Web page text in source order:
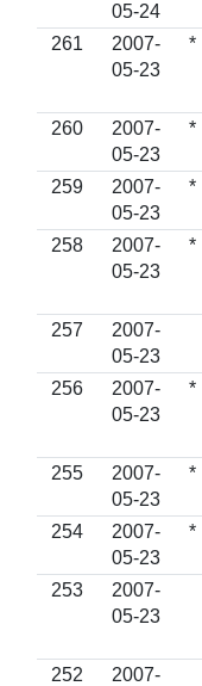
05-24
261
2007-
05-23
*
260
2007-
05-23
*
259
2007-
05-23
*
258
2007-
05-23
*
257
2007-
05-23
256
2007-
05-23
*
255
2007-
05-23
*
254
2007-
05-23
*
253
2007-
05-23
252
2007-